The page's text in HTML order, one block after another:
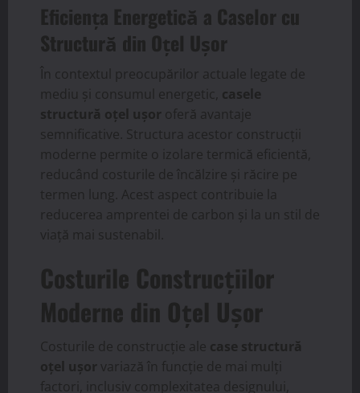
Eficiența Energetică a Caselor cu
Structură din Oțel Ușor
În contextul preocupărilor actuale legate de
mediu și consumul energetic, casele
structură oțel ușor oferă avantaje
semnificative. Structura acestor construcții
moderne permite o izolare termică eficientă,
reducând costurile de încălzire și răcire pe
termen lung. Acest aspect contribuie la
reducerea amprentei de carbon și la un stil de
viață mai sustenabil.
Costurile Construcțiilor
Moderne din Oțel Ușor
Costurile de construcție ale case structură
oțel ușor variază în funcție de mai mulți
factori, inclusiv complexitatea designului,